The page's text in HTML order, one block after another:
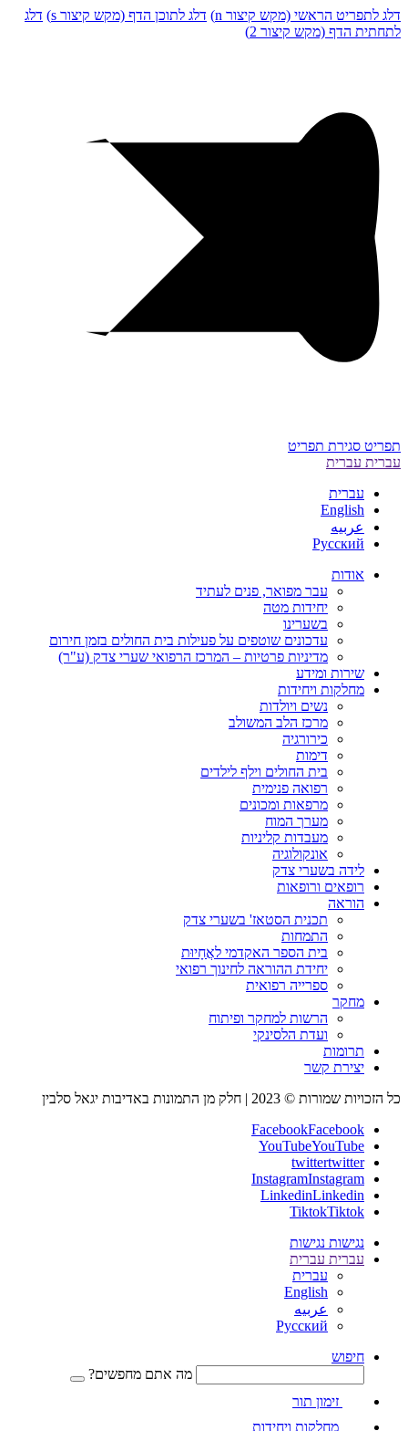
דלג לתפריט הראשי (מקש קיצור n) דלג לתוכן הדף (מקש קיצור s)
דלג
לתחתית הדף (מקש קיצור 2)
תפריט סגירת תפריט
עברית עברית
עברית
English
عربيه
Русский
אודות
עבר מפואר, פנים לעתיד
יחידות מטה
בשערינו
עדכונים שוטפים על פעילות בית החולים בזמן חירום
מדיניות פרטיות – המרכז הרפואי שערי צדק (ע"ר)
שירות ומידע
מחלקות ויחידות
נשים ויולדות
מרכז הלב המשולב
כירורגיה
דימות
בית החולים וילף לילדים
רפואה פנימית
מרפאות ומכונים
מערך המוח
מעבדות קליניות
אונקולוגיה
לידה בשערי צדק
רופאים ורופאות
הוראה
תכנית הסטאז' בשערי צדק
התמחות
בית הספר האקדמי לאֲחָיוּת
יחידת ההוראה לחינוך רפואי
ספרייה רפואית
מחקר
הרשות למחקר ופיתוח
ועדת הלסינקי
תרומות
יצירת קשר
כל הזכויות שמורות © 2023 | חלק מן התמונות באדיבות יגאל סלבין
FacebookFacebook
YouTubeYouTube
twittertwitter
InstagramInstagram
LinkedinLinkedin
TiktokTiktok
נגישות נגישות
עברית עברית
עברית
English
عربيه
Русский
חיפוש
מה אתם מחפשים?
זימון תור
מחלקות ויחידות